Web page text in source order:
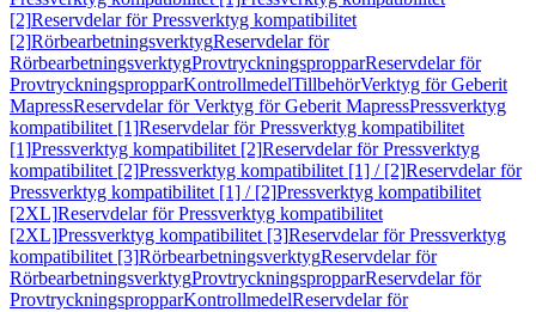
[2]Reservdelar för Pressverktyg kompatibilitet
[2]RörbearbetningsverktygReservdelar för
RörbearbetningsverktygProvtryckningspropparReservdelar för
ProvtryckningspropparKontrollmedelTillbehörVerktyg för Geberit
MapressReservdelar för Verktyg för Geberit MapressPressverktyg
kompatibilitet [1]Reservdelar för Pressverktyg kompatibilitet
[1]Pressverktyg kompatibilitet [2]Reservdelar för Pressverktyg
kompatibilitet [2]Pressverktyg kompatibilitet [1] / [2]Reservdelar för
Pressverktyg kompatibilitet [1] / [2]Pressverktyg kompatibilitet
[2XL]Reservdelar för Pressverktyg kompatibilitet
[2XL]Pressverktyg kompatibilitet [3]Reservdelar för Pressverktyg
kompatibilitet [3]RörbearbetningsverktygReservdelar för
RörbearbetningsverktygProvtryckningspropparReservdelar för
ProvtryckningspropparKontrollmedelReservdelar för